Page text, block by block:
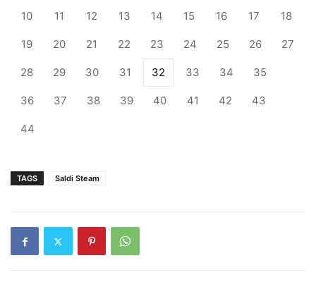
10 11 12 13 14 15 16 17 18
19 20 21 22 23 24 25 26 27
28 29 30 31 32 33 34 35
36 37 38 39 40 41 42 43
44
TAGS Saldi Steam